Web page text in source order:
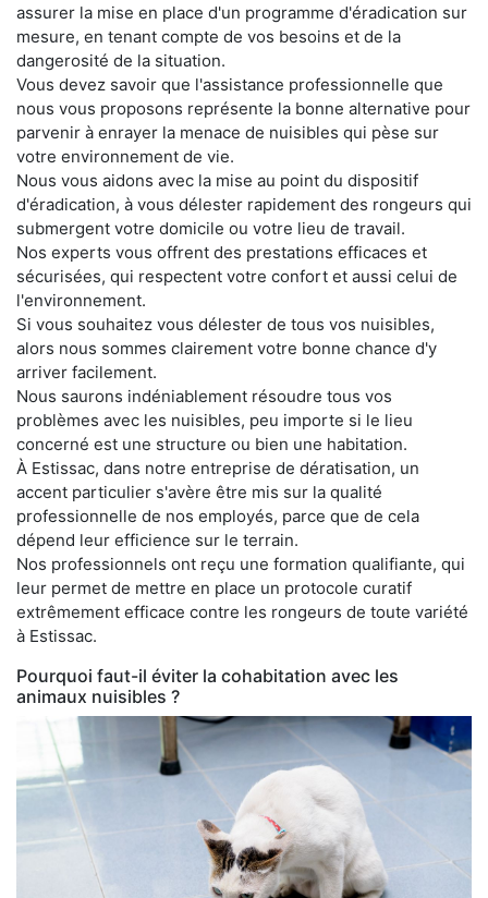
assurer la mise en place d'un programme d'éradication sur
mesure, en tenant compte de vos besoins et de la
dangerosité de la situation.
Vous devez savoir que l'assistance professionnelle que
nous vous proposons représente la bonne alternative pour
parvenir à enrayer la menace de nuisibles qui pèse sur
votre environnement de vie.
Nous vous aidons avec la mise au point du dispositif
d'éradication, à vous délester rapidement des rongeurs qui
submergent votre domicile ou votre lieu de travail.
Nos experts vous offrent des prestations efficaces et
sécurisées, qui respectent votre confort et aussi celui de
l'environnement.
Si vous souhaitez vous délester de tous vos nuisibles,
alors nous sommes clairement votre bonne chance d'y
arriver facilement.
Nous saurons indéniablement résoudre tous vos
problèmes avec les nuisibles, peu importe si le lieu
concerné est une structure ou bien une habitation.
À Estissac, dans notre entreprise de dératisation, un
accent particulier s'avère être mis sur la qualité
professionnelle de nos employés, parce que de cela
dépend leur efficience sur le terrain.
Nos professionnels ont reçu une formation qualifiante, qui
leur permet de mettre en place un protocole curatif
extrêmement efficace contre les rongeurs de toute variété
à Estissac.
Pourquoi faut-il éviter la cohabitation avec les
animaux nuisibles ?